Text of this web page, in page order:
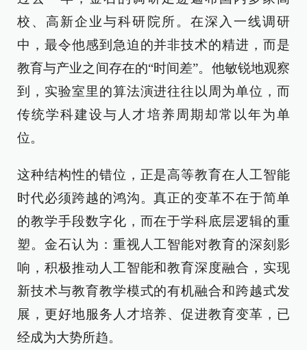
校、高新企业与科研院所。在深入一线调研
中，最令他感到急迫的并非技术的精进，而是
教育与产业之间存在的“时间差”。他敏锐地观察
到，实验室里的算法演进往往以周为单位，而
传统学科建设与人才培养周期却常以年为单
位。
这种结构性的错位，正是高等教育在人工智能
时代必须跨越的鸿沟。真正的变革不在于简单
的教学手段数字化，而在于学科底层逻辑的重
塑。金石认为：重视人工智能对教育的深刻影
响，积极推动人工智能和教育深度融合，实现
新技术与教育教学模式的有机融合和跨越式发
展，更好地服务人才培养、促进教育变革，已
经成为大势所趋。